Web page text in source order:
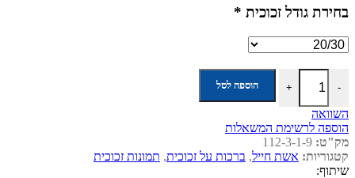
בחירת גודל זכוכית *
-
כמות של אשת חייל איור צבעוני של חוטים וציפור היוצרים חלל של אישה
+ הוספה לסל
השוואה
הוספה לרשימת המשאלות
מק"ט: 112-3-1-9
קטגוריות: אשת חייל, ברכות על זכוכית, תמונות זכוכית
שיתוף: